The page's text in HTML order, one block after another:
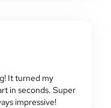
It turned my
in seconds. Super
impressive!